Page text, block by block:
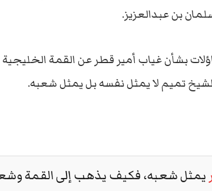
بن عبدالعزيز.
بشأن غياب أمير قطر عن القمة
تميم لا يمثل نفسه بل يمثل شعبه.
يمثل شعبه، فكيف يذهب إلى القمة